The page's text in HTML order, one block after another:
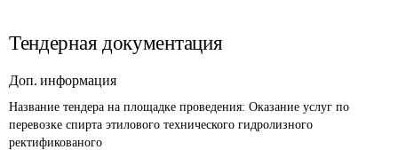
Тендерная документация
Доп. информация
Название тендера на площадке проведения: Оказание услуг по
перевозке спирта этилового технического гидролизного
ректификованого